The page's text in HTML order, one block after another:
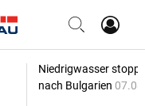
Niedrigwasser
nach Bulgarien